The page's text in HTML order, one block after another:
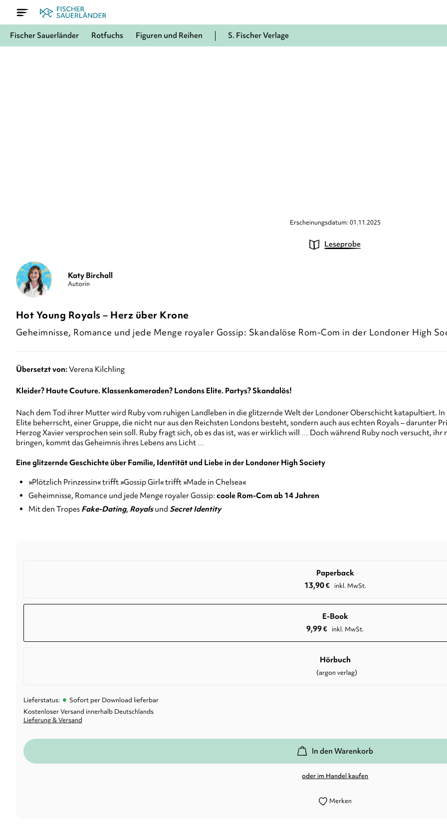
Fischer Sauerländer Rotfuchs Figuren und Reihen S. Fischer Verlage
Erscheinungsdatum: 01.11.2025
Leseprobe
Katy Birchall
Autorin
Hot Young Royals – Herz über Krone
Geheimnisse, Romance und jede Menge royaler Gossip: Skandalöse Rom-Com in der Londoner High
Übersetzt von: Verena Kilchling
Kleider? Haute Couture. Klassenkameraden? Londons Elite. Partys? Skandalös!
Nach dem Tod ihrer Mutter wird Ruby vom ruhigen Landleben in die glitzernde Welt der Londoner Oberschicht katapultiert.
Elite beherrscht, einer Gruppe, die nicht nur aus den Reichsten Londons besteht, sondern auch aus echten Royals – darunter
Herzog Xavier versprochen sein soll. Ruby fragt sich, ob es das ist, was er wirklich will … Doch während Ruby noch versucht,
bringen, kommt das Geheimnis ihres Lebens ans Licht …
Eine glitzernde Geschichte über Familie, Identität und Liebe in der Londoner High Society
»Plötzlich Prinzessin« trifft »Gossip Girl« trifft »Made in Chelsea«
Geheimnisse, Romance und jede Menge royaler Gossip: coole Rom-Com ab 14 Jahren
Mit den Tropes Fake-Dating, Royalsund Secret Identity
Paperback
13,90€ inkl. MwSt.
E-Book
9,99€ inkl. MwSt.
Hörbuch
(argon verlag)
Lieferstatus: • Sofort per Download lieferbar
Kostenloser Versand innerhalb Deutschlands
Lieferung & Versand
In den Warenkorb
oder im Handel kaufen
Merken